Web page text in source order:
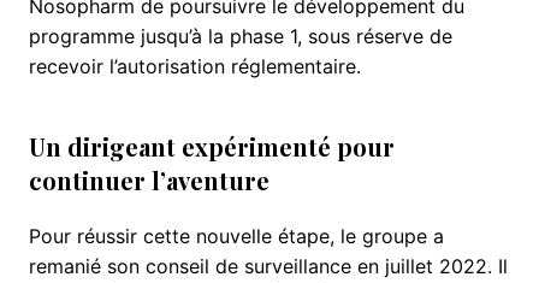
Nosopharm de poursuivre le développement du
programme jusqu’à la phase 1, sous réserve de
recevoir l’autorisation réglementaire.
Un dirigeant expérimenté pour
continuer l’aventure
Pour réussir cette nouvelle étape, le groupe a
remanié son conseil de surveillance en juillet 2022. Il